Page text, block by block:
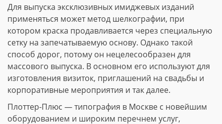
Для выпуска эксклюзивных имиджевых изданий
применяться может метод шелкографии, при
котором краска продавливается через специальную
сетку на запечатываемую основу. Однако такой
способ дорог, потому он нецелесообразен для
массового выпуска. В основном его используют для
изготовления визиток, приглашений на свадьбы и
корпоративные мероприятия и так далее.
Плоттер-Плюс — типография в Москве с новейшим
оборудованием и широким перечнем услуг,